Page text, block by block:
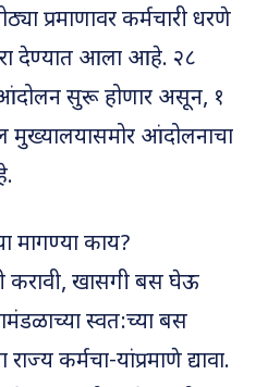
प्रमाणावर कर्मचारी धरणे
देण्यात आला आहे. २८
सुरू होणार असून, १
आंदोलनाचा
मागण्या काय?
करावी, खासगी बस घेऊ
स्वत:च्या बस
राज्य कर्मचा-यांप्रमाणे द्यावा.